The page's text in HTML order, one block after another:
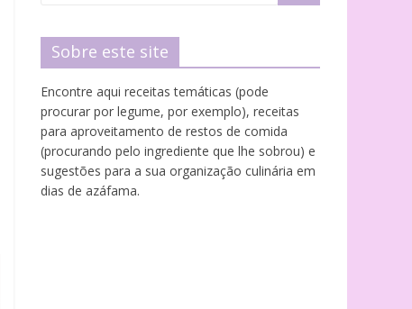
Sobre este site
Encontre aqui receitas temáticas (pode
procurar por legume, por exemplo), receitas
para aproveitamento de restos de comida
(procurando pelo ingrediente que lhe sobrou) e
sugestões para a sua organização culinária em
dias de azáfama.